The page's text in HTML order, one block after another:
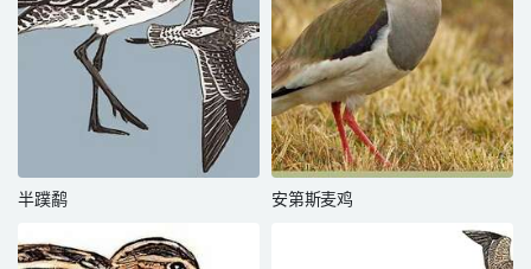
半蹼鹬 安第斯麦鸡